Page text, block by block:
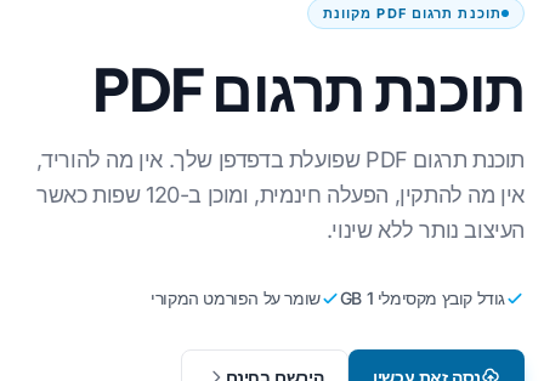
תוכנת תרגום PDF מקוונת
תוכנת תרגום PDF
תוכנת תרגום PDF שפועלת בדפדפן שלך. אין מה להוריד,
אין מה להתקין, הפעלה חינמית, ומוכן ב-120 שפות כאשר
העיצוב נותר ללא שינוי.
גודל קובץ מקסימלי 1 GB שומר על הפורמט המקורי
נסה זאת עכשיו הירשם בחינם